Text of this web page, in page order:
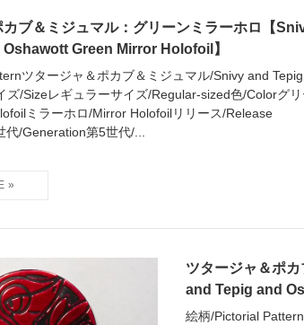
カブ＆ミジュマル：グリーンミラーホロ【
Green Mirror Holofoil】
ツタージャ＆ポカブ＆ミジュマル/Snivy and Tepig
ズ/Sizeレギュラーサイズ/Regular-sized色/Colorグリ
ミラーホロ/Mirror Holofoilリリース/Release
代/Generation第5世代/...
ツタージャ＆ポ
and Tepig and
絵柄/Pictorial